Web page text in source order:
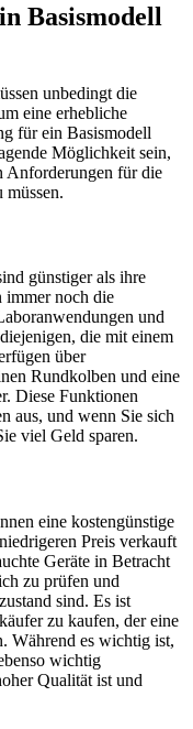
Basismodell
unbedingt die
eine erhebliche
für ein Basismodell
Möglichkeit sein,
Anforderungen für die
müssen.
günstiger als ihre
immer noch die
und
die mit einem
über
Rundkolben und eine
Diese Funktionen
aus, und wenn Sie sich
viel Geld sparen.
eine kostengünstige
Preis verkauft
Geräte in Betracht
zu prüfen und
sind. Es ist
zu kaufen, der eine
Während es wichtig ist,
wichtig
Qualität ist und